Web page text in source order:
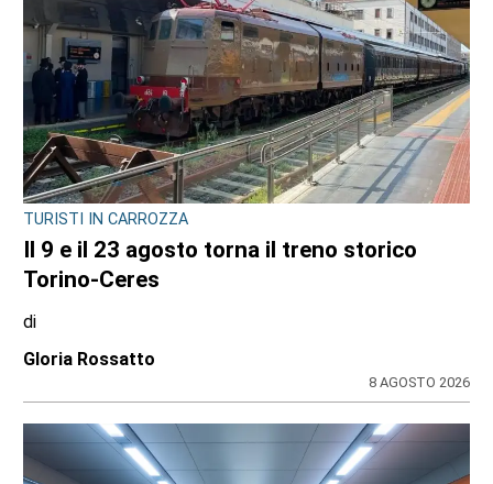
TURISTI IN CARROZZA
Il 9 e il 23 agosto torna il treno storico
Torino-Ceres
di
Gloria Rossatto
8 AGOSTO 2026